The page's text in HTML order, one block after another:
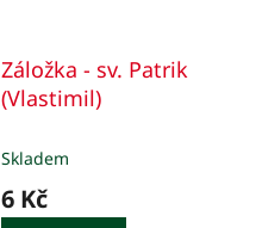
Záložka - sv. Patrik
(Vlastimil)
Skladem
6 Kč